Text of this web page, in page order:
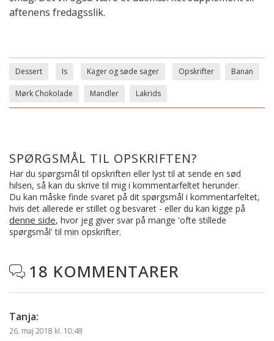
aftenens fredagsslik.
Dessert Is Kager og søde sager Opskrifter Banan
Mørk Chokolade Mandler Lakrids
SPØRGSMÅL TIL OPSKRIFTEN?
Har du spørgsmål til opskriften eller lyst til at sende en sød
hilsen, så kan du skrive til mig i kommentarfeltet herunder.
Du kan måske finde svaret på dit spørgsmål i kommentarfeltet,
hvis det allerede er stillet og besvaret - eller du kan kigge på
denne side, hvor jeg giver svar på mange 'ofte stillede
spørgsmål' til min opskrifter.
 18 KOMMENTARER
Tanja:
26. maj 2018 kl. 10:48